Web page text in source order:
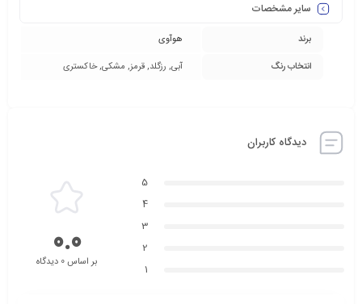
سایر مشخصات
برند
هوآوی
انتخاب رنگ
آبی, رزگلد, قرمز, مشکی, خاکستری
دیدگاه کاربران
5
4
3
2
1
0.0بر اساس 0 دیدگاه